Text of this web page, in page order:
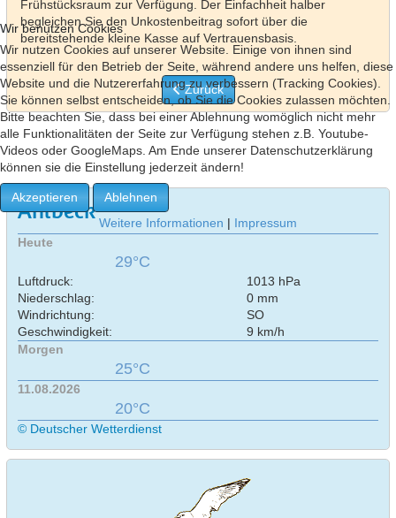
Frühstücksraum zur Verfügung. Der Einfachheit halber
begleichen Sie den Unkostenbeitrag sofort über die
bereitstehende kleine Kasse auf Vertrauensbasis.
Vorheriger Beitrag: Ferienwohnung 57
Zurück
Ahlbeck
Heute
29°C
Luftdruck:
1013 hPa
Niederschlag:
0 mm
Windrichtung:
SO
Geschwindigkeit:
9 km/h
Morgen
25°C
11.08.2026
20°C
© Deutscher Wetterdienst
Wir benutzen Cookies
Wir nutzen Cookies auf unserer Website. Einige von ihnen sind
essenziell für den Betrieb der Seite, während andere uns helfen, diese
Website und die Nutzererfahrung zu verbessern (Tracking Cookies).
Sie können selbst entscheiden, ob Sie die Cookies zulassen möchten.
Bitte beachten Sie, dass bei einer Ablehnung womöglich nicht mehr
alle Funktionalitäten der Seite zur Verfügung stehen z.B. Youtube-
Videos oder GoogleMaps. Am Ende unserer Datenschutzerklärung
können sie die Einstellung jederzeit ändern!
Akzeptieren
Ablehnen
Weitere Informationen | Impressum